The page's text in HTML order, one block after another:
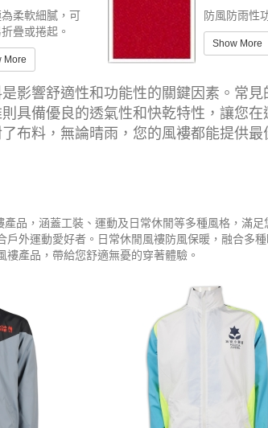
柔軟細膩，可
疊或捲起。
More
防風防雨性
Show More
影響舒適性和功能性的關鍵因素。常
具備優良的透氣性和快乾特性，讓您
布料，無論晴雨，您的風褸都能提供最
品，涵蓋工裝、運動及日常休閒等多種風格，滿
戶外運動愛好者。日常休閒風褸防風保暖，融合多
褸產品，帶給您舒適無憂的穿著體驗。